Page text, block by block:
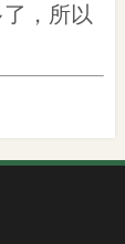
，所以